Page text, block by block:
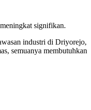
signifikan.
industri di Driyorejo,
semuanya membutuhkan